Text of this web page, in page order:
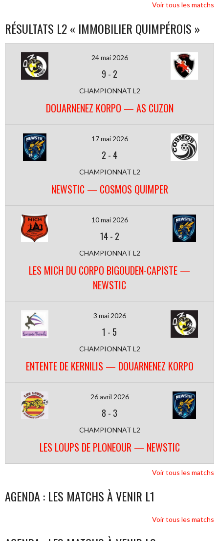
Voir tous les matchs
RÉSULTATS L2 « IMMOBILIER QUIMPÉROIS »
24 mai 2026
9 - 2
CHAMPIONNAT L2
DOUARNENEZ KORPO — AS CUZON
17 mai 2026
2 - 4
CHAMPIONNAT L2
NEWSTIC — COSMOS QUIMPER
10 mai 2026
14- 2
CHAMPIONNAT L2
LES MICH DU CORPO BIGOUDEN-CAPISTE —
NEWSTIC
3 mai 2026
1 - 5
CHAMPIONNAT L2
ENTENTE DE KERNILIS — DOUARNENEZ KORPO
26 avril 2026
8 - 3
CHAMPIONNAT L2
LES LOUPS DE PLONEOUR — NEWSTIC
Voir tous les matchs
AGENDA : LES MATCHS À VENIR L1
Voir tous les matchs